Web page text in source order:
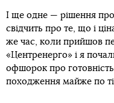
І ще одне — рішення про
свідчить про те, що і
же час, коли прийшов
«Центренерго» і я
офшорок про готовність
походження майже по